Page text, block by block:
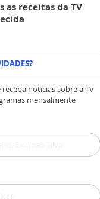
as receitas da TV
notícias sobre a TV
mensalmente